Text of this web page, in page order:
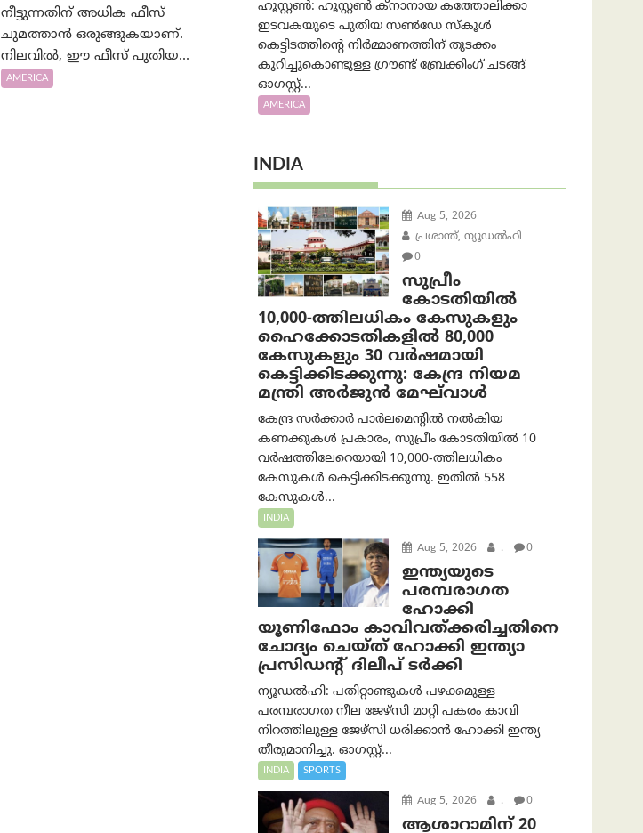
നീട്ടുന്നതിന് അധിക ഫീസ്
ചുമത്താൻ ഒരുങ്ങുകയാണ്.
നിലവിൽ, ഈ ഫീസ് പുതിയ...
AMERICA
ഹൂസ്റ്റൺ: ഹൂസ്റ്റൺ ക്നാനായ കത്തോലിക്കാ
ഇടവകയുടെ പുതിയ സൺഡേ സ്കൂൾ
കെട്ടിടത്തിന്റെ നിർമ്മാണത്തിന് തുടക്കം
കുറിച്ചുകൊണ്ടുള്ള ഗ്രൗണ്ട് ബ്രേക്കിംഗ് ചടങ്ങ്
ഓഗസ്റ്റ്...
AMERICA
INDIA
Aug 5, 2026
പ്രശാന്ത്, ന്യൂഡല്‍ഹി
0
സുപ്രീം
കോടതിയിൽ
10,000-ത്തിലധികം കേസുകളും
ഹൈക്കോടതികളിൽ 80,000
കേസുകളും 30 വർഷമായി
കെട്ടിക്കിടക്കുന്നു: കേന്ദ്ര നിയമ
മന്ത്രി അര്‍ജുന്‍ മേഘ്‌വാള്‍
കേന്ദ്ര സർക്കാർ പാർലമെന്റിൽ നൽകിയ
കണക്കുകൾ പ്രകാരം, സുപ്രീം കോടതിയിൽ 10
വർഷത്തിലേറെയായി 10,000-ത്തിലധികം
കേസുകൾ കെട്ടിക്കിടക്കുന്നു. ഇതിൽ 558
കേസുകൾ...
INDIA
Aug 5, 2026 . 0
ഇന്ത്യയുടെ
പരമ്പരാഗത
ഹോക്കി
യൂണിഫോം കാവിവത്ക്കരിച്ചതിനെ
ചോദ്യം ചെയ്ത് ഹോക്കി ഇന്ത്യാ
പ്രസിഡന്റ് ദിലീപ് ടര്‍ക്കി
ന്യൂഡൽഹി: പതിറ്റാണ്ടുകൾ പഴക്കമുള്ള
പരമ്പരാഗത നീല ജേഴ്‌സി മാറ്റി പകരം കാവി
നിറത്തിലുള്ള ജേഴ്‌സി ധരിക്കാൻ ഹോക്കി ഇന്ത്യ
തീരുമാനിച്ചു. ഓഗസ്റ്റ്...
INDIA SPORTS
Aug 5, 2026 . 0
ആശാറാമിന് 20